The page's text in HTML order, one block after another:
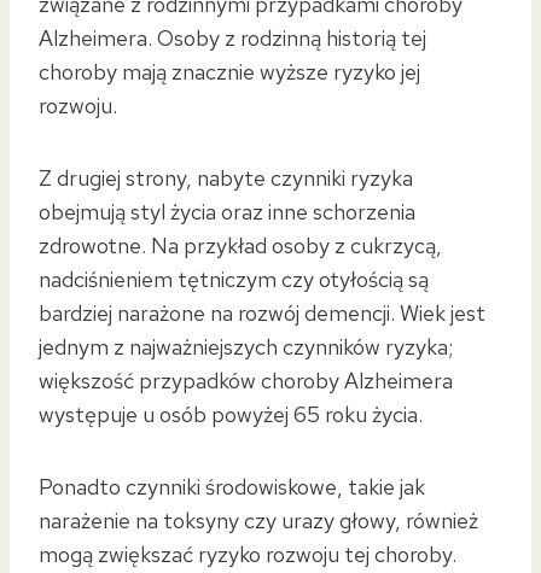
Alzheimera. Osoby z rodzinną historią tej
choroby mają znacznie wyższe ryzyko jej
rozwoju.
Z drugiej strony, nabyte czynniki ryzyka
obejmują styl życia oraz inne schorzenia
zdrowotne. Na przykład osoby z cukrzycą,
nadciśnieniem tętniczym czy otyłością są
bardziej narażone na rozwój demencji. Wiek jest
jednym z najważniejszych czynników ryzyka;
większość przypadków choroby Alzheimera
występuje u osób powyżej 65 roku życia.
Ponadto czynniki środowiskowe, takie jak
narażenie na toksyny czy urazy głowy, również
mogą zwiększać ryzyko rozwoju tej choroby.